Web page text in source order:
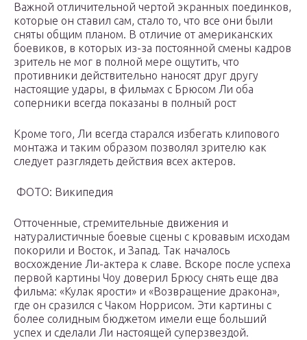
Важной отличительной чертой экранных поединков,
которые он ставил сам, стало то, что все они были
сняты общим планом. В отличие от американских
боевиков, в которых из-за постоянной смены кадров
зритель не мог в полной мере ощутить, что
противники действительно наносят друг другу
настоящие удары, в фильмах с Брюсом Ли оба
соперники всегда показаны в полный рост
Кроме того, Ли всегда старался избегать клипового
монтажа и таким образом позволял зрителю как
следует разглядеть действия всех актеров.
ФОТО: Википедия
Отточенные, стремительные движения и
натуралистичные боевые сцены с кровавым исходам
покорили и Восток, и Запад. Так началось
восхождение Ли-актера к славе. Вскоре после успеха
первой картины Чоу доверил Брюсу снять еще два
фильма: «Кулак ярости» и «Возвращение дракона»,
где он сразился с Чаком Норрисом. Эти картины с
более солидным бюджетом имели еще больший
успех и сделали Ли настоящей суперзвездой.